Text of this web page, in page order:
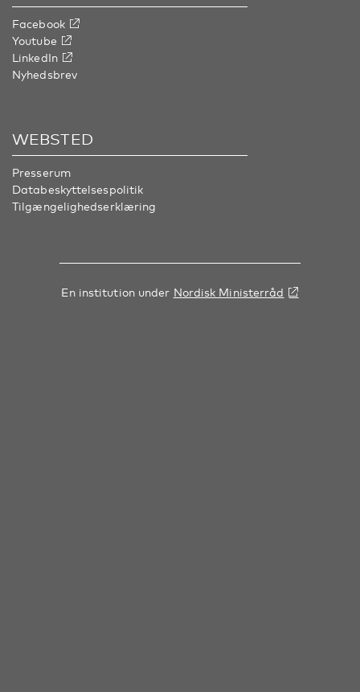
Facebook
Youtube
LinkedIn
Nyhedsbrev
WEBSTED
Presserum
Databeskyttelsespolitik
Tilgængelighedserklæring
En institution under Nordisk Ministerråd